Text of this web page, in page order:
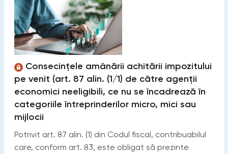
Consecințele amânării achitării impozitului
pe venit (art. 87 alin. (1/1) de către agenții
economici neeligibili, ce nu se încadrează în
categoriile întreprinderilor micro, mici sau
mijlocii
Potrivit art. 87 alin. (1) din Codul fiscal, contribuabilul
care, conform art. 83, este obligat să prezinte